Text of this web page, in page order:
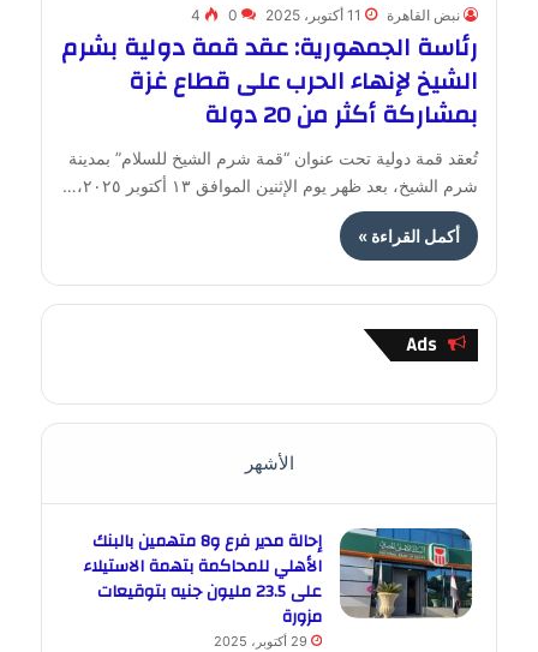
نبض القاهرة 11 أكتوبر، 2025 0
4
رئاسة الجمهورية: عقد قمة دولية بشرم
الشيخ لإنهاء الحرب على قطاع غزة
بمشاركة أكثر من 20 دولة
تُعقد قمة دولية تحت عنوان “قمة شرم الشيخ للسلام” بمدينة
شرم الشيخ، بعد ظهر يوم الإثنين الموافق ١٣ أكتوبر ٢٠٢٥،…
أكمل القراءة »
Ads
الأشهر
إحالة مدير فرع و8 متهمين بالبنك
الأهلي للمحاكمة بتهمة الاستيلاء
على 23.5 مليون جنيه بتوقيعات
مزورة
29 أكتوبر، 2025